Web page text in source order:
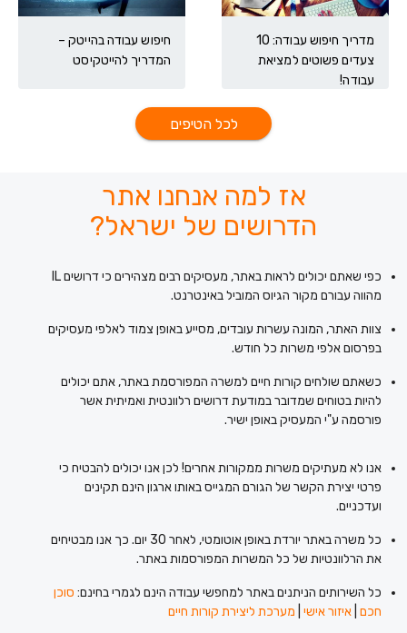
מדריך חיפוש עבודה: 10
צעדים פשוטים למציאת
עבודה!
חיפוש עבודה בהייטק –
המדריך להייטקיסט
לכל הטיפים
אז למה אנחנו אתר
הדרושים של ישראל?
כפי שאתם יכולים לראות באתר, מעסיקים רבים מצהירים כי דרושים IL
מהווה עבורם מקור הגיוס המוביל באינטרנט.
צוות האתר, המונה עשרות עובדים, מסייע באופן צמוד לאלפי מעסיקים
בפרסום אלפי משרות כל חודש.
כשאתם שולחים קורות חיים למשרה המפורסמת באתר, אתם יכולים
להיות בטוחים שמדובר במודעת דרושים רלוונטית ואמיתית אשר
פורסמה ע"י המעסיק באופן ישיר.
אנו לא מעתיקים משרות ממקורות אחרים! לכן אנו יכולים להבטיח כי
פרטי יצירת הקשר של הגורם המגייס באותו ארגון הינם תקינים
ועדכניים.
כל משרה באתר יורדת באופן אוטומטי, לאחר 30 יום. כך אנו מבטיחים
את הרלוונטיות של כל המשרות המפורסמות באתר.
כל השירותים הניתנים באתר למחפשי עבודה הינם לגמרי בחינם: סוכן
חכם איזור אישי מערכת ליצירת קורות חיים